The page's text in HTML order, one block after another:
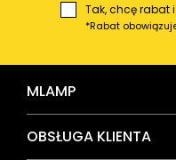
Tak, chcę rabat
*Rabat
MLAMP
OBSŁUGA KLIENTA